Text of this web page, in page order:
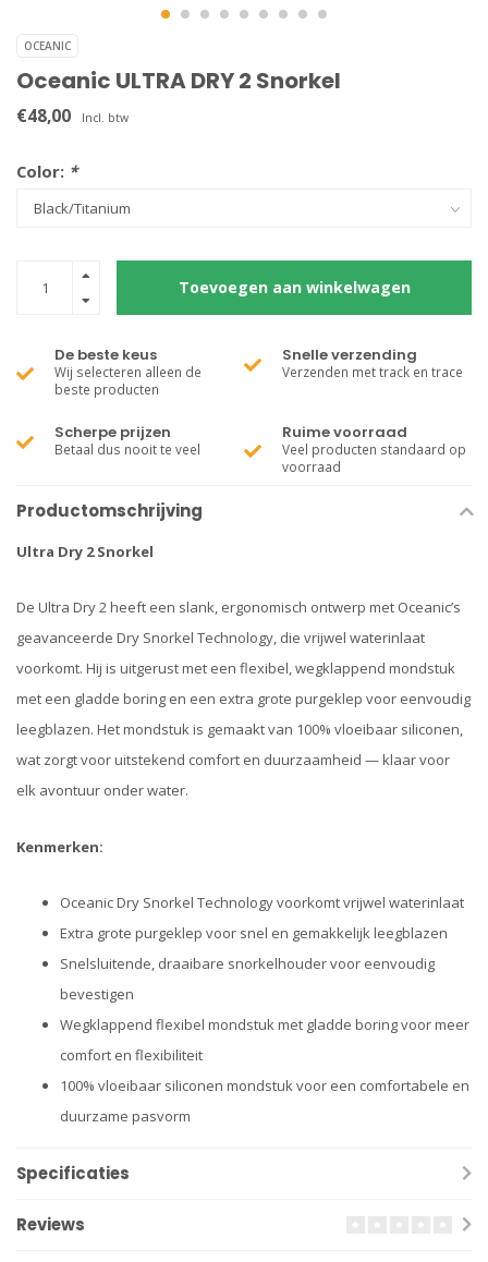
OCEANIC
Oceanic ULTRA DRY 2 Snorkel
€48,00 Incl. btw
Color: *
Toevoegen aan winkelwagen
De beste keus
Wij selecteren alleen de
beste producten
Snelle verzending
Verzenden met track en trace
Scherpe prijzen
Betaal dus nooit te veel
Ruime voorraad
Veel producten standaard op
voorraad
Productomschrijving
Ultra Dry 2 Snorkel
De Ultra Dry 2 heeft een slank, ergonomisch ontwerp met Oceanic’s
geavanceerde Dry Snorkel Technology, die vrijwel waterinlaat
voorkomt. Hij is uitgerust met een flexibel, wegklappend mondstuk
met een gladde boring en een extra grote purgeklep voor eenvoudig
leegblazen. Het mondstuk is gemaakt van 100% vloeibaar siliconen,
wat zorgt voor uitstekend comfort en duurzaamheid — klaar voor
elk avontuur onder water.
Kenmerken:
Oceanic Dry Snorkel Technology voorkomt vrijwel waterinlaat
Extra grote purgeklep voor snel en gemakkelijk leegblazen
Snelsluitende, draaibare snorkelhouder voor eenvoudig
bevestigen
Wegklappend flexibel mondstuk met gladde boring voor meer
comfort en flexibiliteit
100% vloeibaar siliconen mondstuk voor een comfortabele en
duurzame pasvorm
Specificaties
Reviews